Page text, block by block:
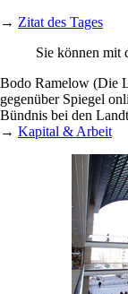
→ Zitat des Tages
Sie können mit
Bodo Ramelow (Die
gegenüber Spiegel
Bündnis bei den
→ Kapital & Arbeit